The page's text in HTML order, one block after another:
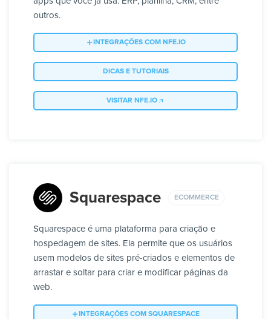
outros.
INTEGRAÇÕES COM NFE.IO
DICAS E TUTORIAIS
VISITAR NFE.IO
Squarespace ECOMMERCE
Squarespace é uma plataforma para criação e
hospedagem de sites. Ela permite que os usuários
usem modelos de sites pré-criados e elementos de
arrastar e soltar para criar e modificar páginas da
web.
INTEGRAÇÕES COM SQUARESPACE